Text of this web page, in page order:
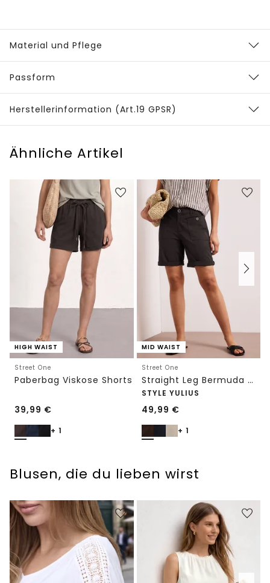
Material und Pflege
Passform
Herstellerinformation (Art.19 GPSR)
Ähnliche Artikel
HIGH WAIST
Street One
Paberbag Viskose Shorts
39,99 €
+ 1
MID WAIST
Street One
Straight Leg Bermuda mit Turn-Up
STYLE YULIUS
49,99 €
+ 1
Blusen, die du lieben wirst